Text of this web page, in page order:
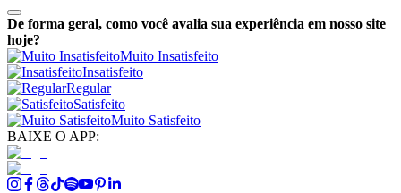
De forma geral, como você avalia sua experiência em nosso site
hoje?
Muito Insatisfeito
Insatisfeito
Regular
Satisfeito
Muito Satisfeito
BAIXE O APP: